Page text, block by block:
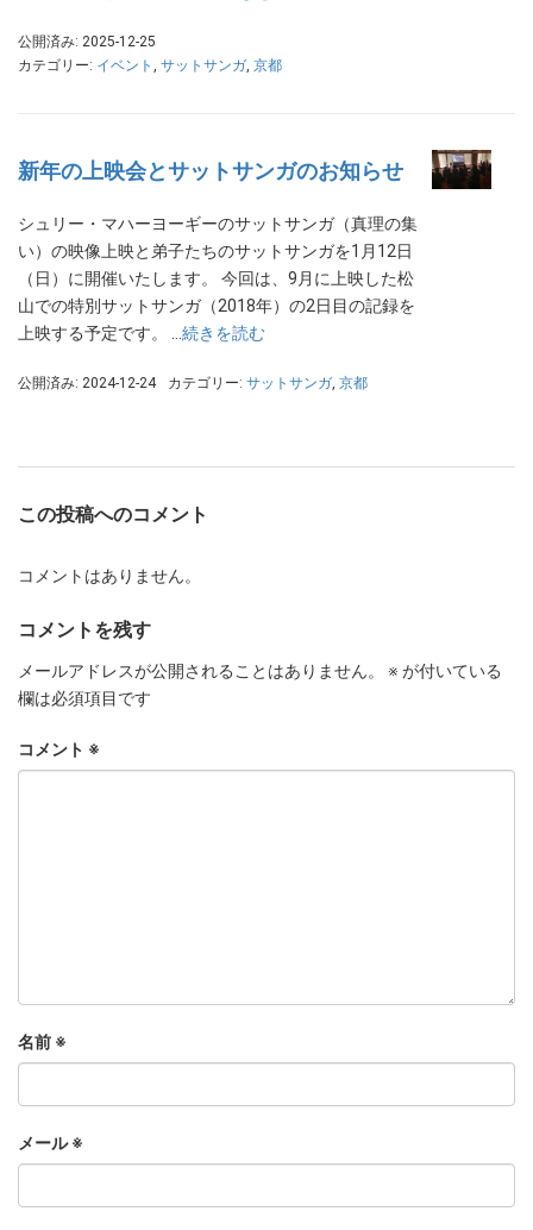
公開済み: 2025-12-25
カテゴリー: イベント , サットサンガ, 京都
新年の上映会とサットサンガのお知らせ
シュリー・マハーヨーギーのサットサンガ（真理の集
い）の映像上映と弟子たちのサットサンガを1月12日
（日）に開催いたします。 今回は、9月に上映した松
山での特別サットサンガ（2018年）の2日目の記録を
上映する予定です。 …続きを読む
公開済み: 2024-12-24 カテゴリー: サットサンガ, 京都
この投稿へのコメント
コメントはありません。
コメントを残す
メールアドレスが公開されることはありません。 ※ が付いている
欄は必須項目です
コメント ※
名前 ※
メール※